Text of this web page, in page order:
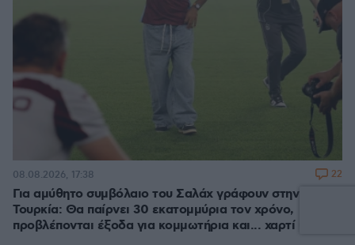
Για αμύθητο συμβόλαιο του Σαλάχ γράφουν στην
Τουρκία: Θα παίρνει 30 εκατομμύρια τον χρόνο,
προβλέπονται έξοδα για κομμωτήρια και... χαρτί υγείας
08.08.2026, 17:38 22